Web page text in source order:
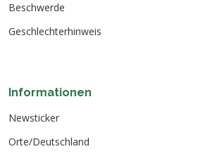
Beschwerde
Geschlechterhinweis
Informationen
Newsticker
Orte/Deutschland